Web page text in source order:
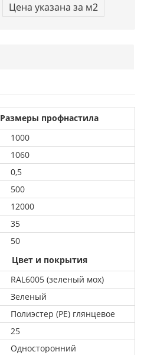
Цена указана за м2
Размеры профнастила
1000
1060
0,5
500
12000
35
50
Цвет и покрытия
RAL6005 (зеленый мох)
Зеленый
Полиэстер (PE) глянцевое
25
Односторонний